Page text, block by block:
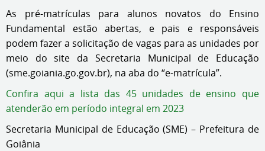
As pré-matrículas para alunos novatos do Ensino
Fundamental estão abertas, e pais e responsáveis
podem fazer a solicitação de vagas para as unidades por
meio do site da Secretaria Municipal de Educação
(sme.goiania.go.gov.br), na aba do “e-matrícula”.
Confira aqui a lista das 45 unidades de ensino que
atenderão em período integral em 2023
Secretaria Municipal de Educação (SME) – Prefeitura de
Goiânia